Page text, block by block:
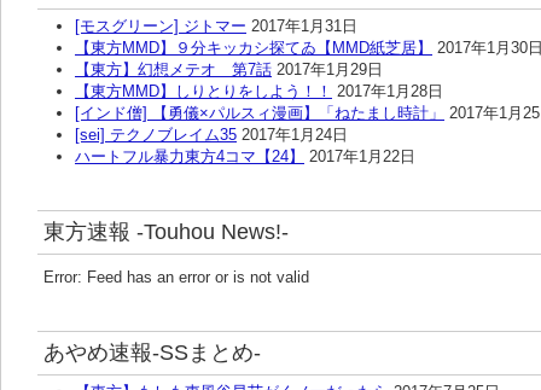
[モスグリーン] ジトマー 2017年1月31日
【東方MMD】９分キッカシ探てゐ【MMD紙芝居】
2017年1月30
【東方】幻想メテオ 第7話 2017年1月29日
【東方MMD】しりとりをしよう！！ 2017年1月28日
[インド僧] 【勇儀×パルスィ漫画】「ねたまし時計」
2017年1月
[sei] テクノブレイム35 2017年1月24日
ハートフル暴力東方4コマ【24】
2017年1月22日
東方速報 -Touhou News!-
Error: Feed has an error or is not valid
あやめ速報-SSまとめ-